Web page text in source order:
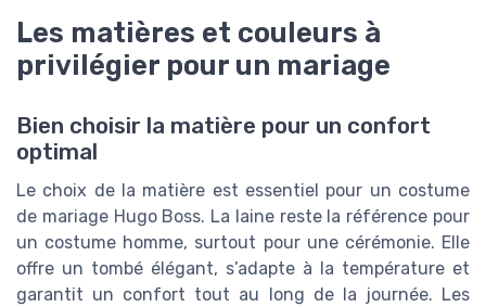
Les matières et couleurs à
privilégier pour un mariage
Bien choisir la matière pour un confort
optimal
Le choix de la matière est essentiel pour un costume
de mariage Hugo Boss. La laine reste la référence pour
un costume homme, surtout pour une cérémonie. Elle
offre un tombé élégant, s’adapte à la température et
garantit un confort tout au long de la journée. Les